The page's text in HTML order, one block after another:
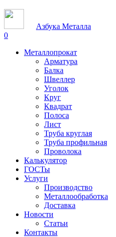
Азбука Металла
0
Металлопрокат
Арматура
Балка
Швеллер
Уголок
Круг
Квадрат
Полоса
Лист
Труба круглая
Труба профильная
Проволока
Калькулятор
ГОСТы
Услуги
Производство
Металлообработка
Доставка
Новости
Статьи
Контакты